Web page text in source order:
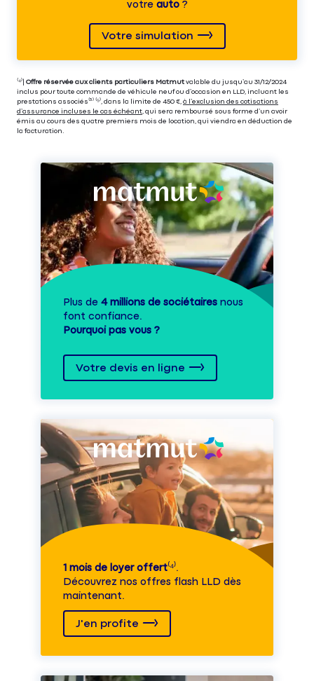
votre auto?
Votre simulation
⁽⁴⁾| Offre réservée aux clients particuliers Matmut valable du jusqu’au 31/12/2024
inclus pour toute commande de véhicule neuf ou d’occasion en LLD, incluant les
prestations associés⁽³⁾ ⁽⁵⁾, dans la limite de 450 €, à l’exclusion des cotisations
d’assurance incluses le cas échéant , qui sera remboursé sous forme d’un avoir
émis au cours des quatre premiers mois de location, qui viendra en déduction de
la facturation.
Plus de 4 millions de sociétaires nous
font confiance.
Pourquoi pas vous ?
Votre devis en ligne
1 mois de loyer offert⁽⁴⁾.
Découvrez nos offres flash LLD dès
maintenant.
J'en profite